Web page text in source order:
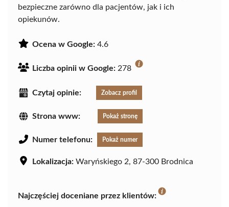
bezpieczne zarówno dla pacjentów, jak i ich
opiekunów.
Ocena w Google: 4.6
Liczba opinii w Google: 278
Czytaj opinie: Zobacz profil
Strona www: Pokaż stronę
Numer telefonu: Pokaż numer
Lokalizacja: Waryńskiego 2, 87-300 Brodnica
Najczęściej doceniane przez klientów: